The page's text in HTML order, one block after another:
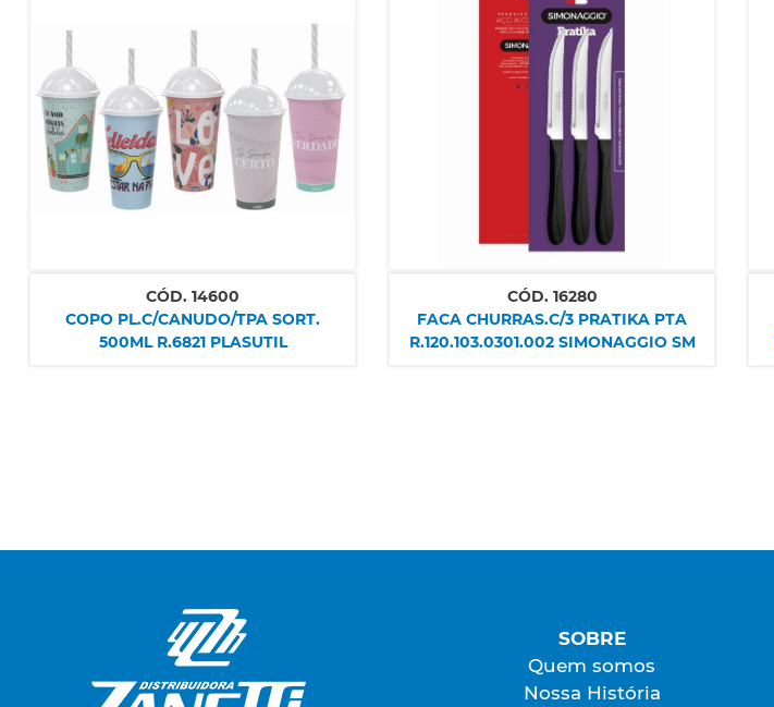
CÓD. 14600
COPO PL.C/CANUDO/TPA SORT.
500ML R.6821 PLASUTIL
CÓD. 16280
FACA CHURRAS.C/3 PRATIKA PTA
R.120.103.0301.002 SIMONAGGIO SM
SOBRE
Quem somos
Nossa História